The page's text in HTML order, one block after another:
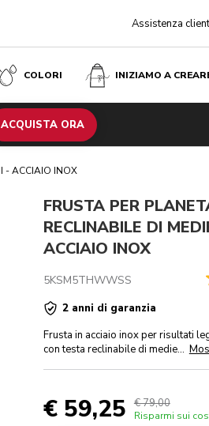
Assistenza
COLORI INIZIAMO A
ACQUISTA ORA
- ACCIAIO INOX
€ 59,25
€ 79,00
FRUSTA PER
RECLINABILE DI
ACCIAIO INOX
5KSM5THWWSS
2 anni di garanzia
Frusta in acciaio inox per risultati
con testa reclinabile di medie...
€ 59,25 € 79,00
Risparmi sui